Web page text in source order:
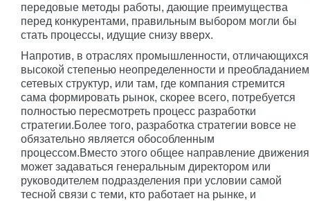
передовые методы работы, дающие преимущества
перед конкурентами, правильным выбором могли бы
стать процессы, идущие снизу вверх.
Напротив, в отраслях промышленности, отличающихся
высокой степенью неопределенности и преобладанием
сетевых структур, или там, где компания стремится
сама формировать рынок, скорее всего, потребуется
полностью пересмотреть процесс разработки
стратегии.Более того, разработка стратегии вовсе не
обязательно является обособленным
процессом.Вместо этого общее направление движения
может задаваться генеральным директором или
руководителем подразделения при условии самой
тесной связи с теми, кто работает на рынке, и